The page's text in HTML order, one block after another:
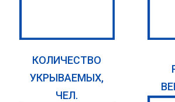
КОЛИЧЕСТВО
УКРЫВАЕМЫХ,
ЧЕЛ.